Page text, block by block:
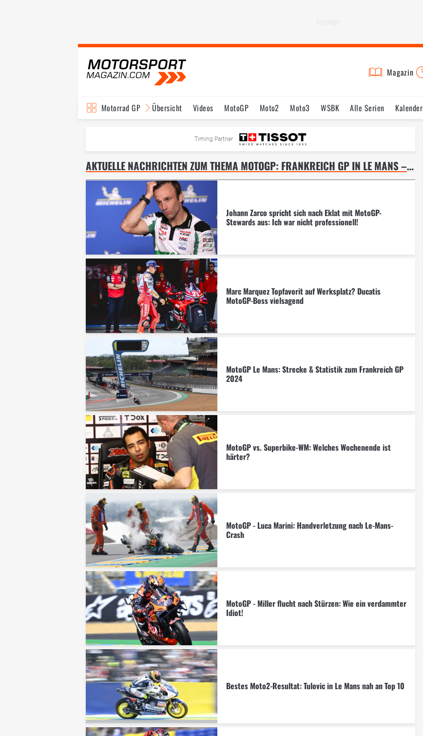
Magazin
Motorrad GP Übersicht Videos MotoGP Moto2 Moto3 WSBK Alle Serien Kalender
Fahrer & Teams Bilder Termine
Timing Partner
AKTUELLE NACHRICHTEN ZUM THEMA MOTOGP: FRANKREICH GP IN LE MANS – SEITE 8
Johann Zarco spricht sich nach Eklat mit MotoGP-
Stewards aus: Ich war nicht professionell!
Marc Marquez Topfavorit auf Werksplatz? Ducatis
MotoGP-Boss vielsagend
MotoGP Le Mans: Strecke & Statistik zum Frankreich GP
2024
MotoGP vs. Superbike-WM: Welches Wochenende ist
härter?
MotoGP - Luca Marini: Handverletzung nach Le-Mans-
Crash
MotoGP - Miller flucht nach Stürzen: Wie ein verdammter
Idiot!
Bestes Moto2-Resultat: Tulovic in Le Mans nah an Top 10